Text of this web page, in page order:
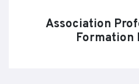
Association
Formation